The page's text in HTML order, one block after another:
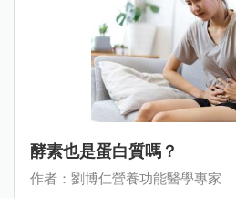
酵素也是蛋白質嗎？
作者：劉博仁營養功能醫學專家